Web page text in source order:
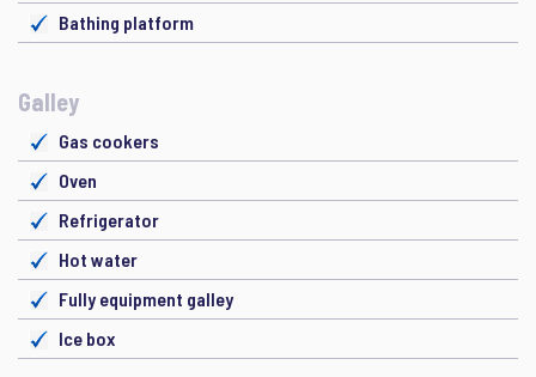
Bathing platform
Galley
Gas cookers
Oven
Refrigerator
Hot water
Fully equipment galley
Ice box